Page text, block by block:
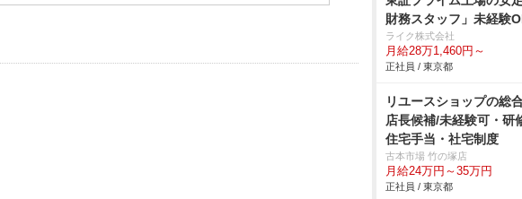
財務スタッフ」未経験
ライク株式会社
月給28万1,460円～
正社員 / 東京都
リユースショップの総
店長候補/未経験可・研
住宅手当・社宅制度
古本市場 竹の塚店
月給24万円～35万円
正社員 / 東京都